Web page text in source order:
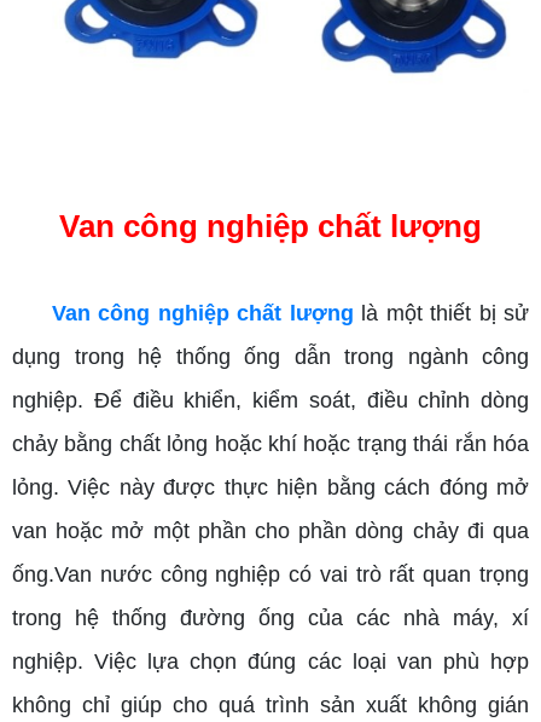
Van công nghiệp chất lượng
Van công nghiệp chất lượng là một thiết bị sử
dụng trong hệ thống ống dẫn trong ngành công
nghiệp. Để điều khiển, kiểm soát, điều chỉnh dòng
chảy bằng chất lỏng hoặc khí hoặc trạng thái rắn hóa
lỏng. Việc này được thực hiện bằng cách đóng mở
van hoặc mở một phần cho phần dòng chảy đi qua
ống.Van nước công nghiệp có vai trò rất quan trọng
trong hệ thống đường ống của các nhà máy, xí
nghiệp. Việc lựa chọn đúng các loại van phù hợp
không chỉ giúp cho quá trình sản xuất không gián